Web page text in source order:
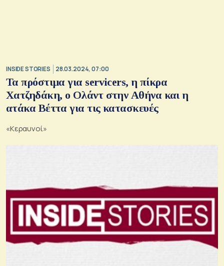
INSIDE STORIES 28.03.2024, 07:00
Τα πρόστιμα για servicers, η πίκρα
Χατζηδάκη, ο Ολάντ στην Αθήνα και η
ατάκα Βέττα για τις κατασκευές
«Κεραυνοί»